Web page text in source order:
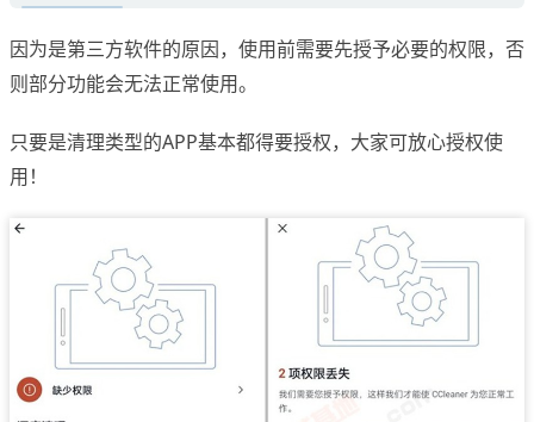
因为是第三方软件的原因，使用前需要先授予必要的权限，否
则部分功能会无法正常使用。
只要是清理类型的APP基本都得要授权，大家可放心授权使
用！